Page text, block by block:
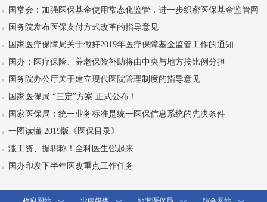
国常会：加强医保基金使用常态化监管，进一步织密医保基金监管网
国务院发布医保支付方式改革的指导意见
国家医疗保障局关于做好2019年医疗保障基金监管工作的通知
国办：医疗保险、养老保险补助将由中央与地方按比例分担
国务院办公厅关于建立现代医院管理制度的指导意见
国家医保局 “三定”方案 正式公布！
国家医保局：统一业务标准是统一医保信息系统的先决条件
一图读懂 2019版《医保目录》
涨工资、提职称！全科医生强起来
国办印发下半年医改重点工作任务